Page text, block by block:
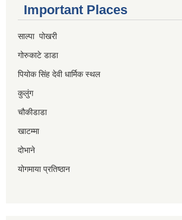
Important Places
साल्पा पोखरी
गोरुकाटे डाडा
पियोक सिंह देवी धार्मिक स्थल
कुलुंग
चौकीडाडा
खाटम्मा
दोभाने
योगमाया प्रतिष्ठान